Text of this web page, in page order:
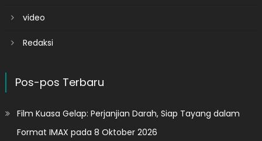
video
Redaksi
Pos-pos Terbaru
Film Kuasa Gelap: Perjanjian Darah, Siap Tayang dalam
Format IMAX pada 8 Oktober 2026